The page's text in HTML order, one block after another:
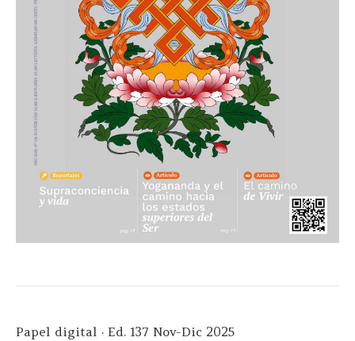
Papel digital · Ed. 137 Nov-Dic 2025